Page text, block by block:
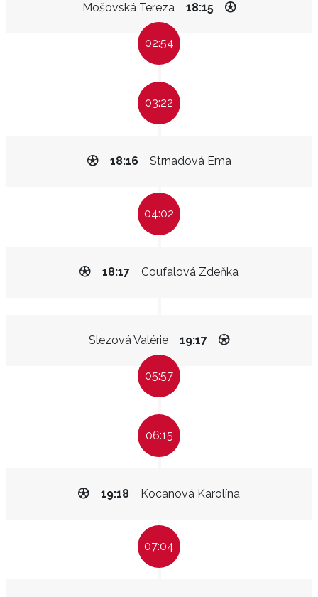
Mošovská Tereza 18:15
02:54
03:22
Strnadová Ema
18:16
04:02
Coufalová Zdeňka
18:17
Slezová Valérie 19:17
05:57
06:15
Kocanová Karolína
19:18
07:04